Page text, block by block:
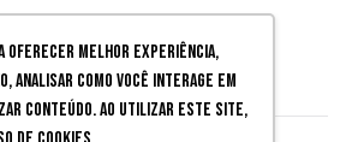
oferecer melhor experiência,
analisar como você interage em
conteúdo. Ao utilizar este site,